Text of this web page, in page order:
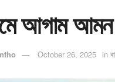
আগাম
October 26, 2025 in